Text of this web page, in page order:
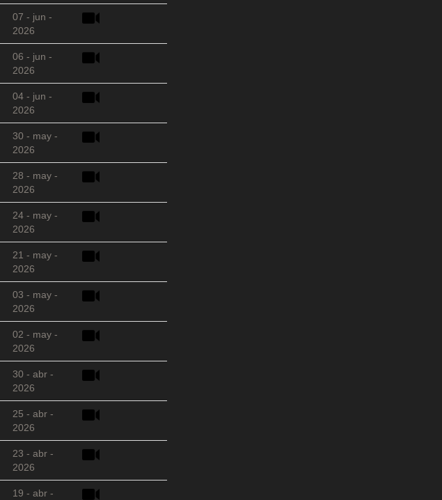
07 - jun -
2026
06 - jun -
2026
04 - jun -
2026
30 - may -
2026
28 - may -
2026
24 - may -
2026
21 - may -
2026
03 - may -
2026
02 - may -
2026
30 - abr -
2026
25 - abr -
2026
23 - abr -
2026
19 - abr -